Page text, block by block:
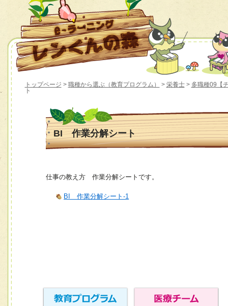
トップページ > 職種から選ぶ（教育プログラム） > 栄養士> 多職種09【
ト
BI 作業分解シート
仕事の教え方 作業分解シートです。
BI 作業分解シート-1